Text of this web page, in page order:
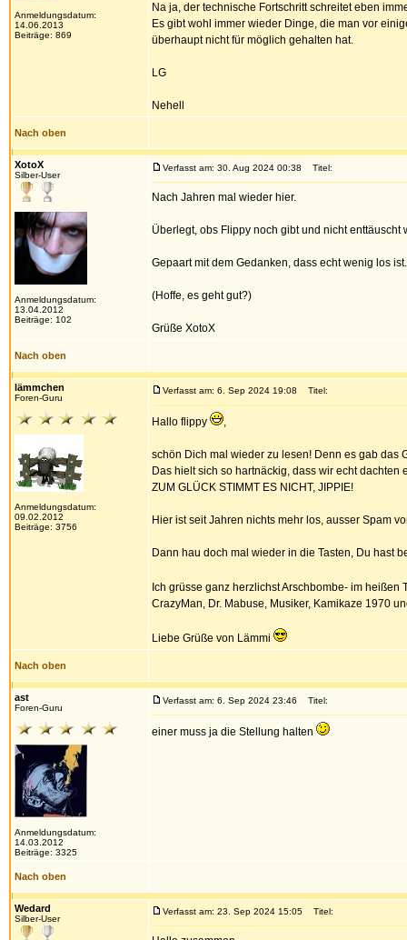
Anmeldungsdatum:
14.06.2013
Beiträge: 869
Na ja, der technische Fortschritt schreitet eben
Es gibt wohl immer wieder Dinge, die man vor
überhaupt nicht für möglich gehalten hat.
LG
Nehell
Nach oben
XotoX
Silber-User
Anmeldungsdatum:
13.04.2012
Beiträge: 102
Verfasst am: 30. Aug 2024 00:38 Titel:
Nach Jahren mal wieder hier.
Überlegt, obs Flippy noch gibt und nicht enttäuscht
Gepaart mit dem Gedanken, dass echt wenig los
(Hoffe, es geht gut?)
Grüße XotoX
Nach oben
lämmchen
Foren-Guru
Anmeldungsdatum:
09.02.2012
Beiträge: 3756
Verfasst am: 6. Sep 2024 19:08 Titel:
Hallo flippy ,
schön Dich mal wieder zu lesen! Denn es gab das
Das hielt sich so hartnäckig, dass wir echt dachten
ZUM GLÜCK STIMMT ES NICHT, JIPPIE!
Hier ist seit Jahren nichts mehr los, ausser Spam
Dann hau doch mal wieder in die Tasten, Du hast
Ich grüsse ganz herzlichst Arschbombe- im
CrazyMan, Dr. Mabuse, Musiker, Kamikaze 1970
Liebe Grüße von Lämmi
Nach oben
ast
Foren-Guru
Anmeldungsdatum:
14.03.2012
Beiträge: 3325
Verfasst am: 6. Sep 2024 23:46 Titel:
einer muss ja die Stellung halten
Nach oben
Wedard
Silber-User
Verfasst am: 23. Sep 2024 15:05 Titel: